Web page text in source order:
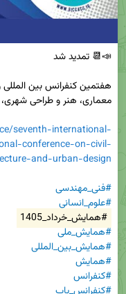
seventh-international-
conference-on-civil-
and-urban-design
#فنی_مهندسی
#علوم_انسانی
#همایش_خرداد_1405
#همایش_ملی
#همایش_بین_المللی
#همایش
#کنفرانس